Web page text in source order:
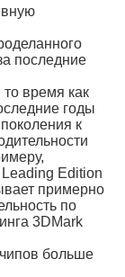
последние
время как
годы
к
Edition
примерно
по
3DMark
больше